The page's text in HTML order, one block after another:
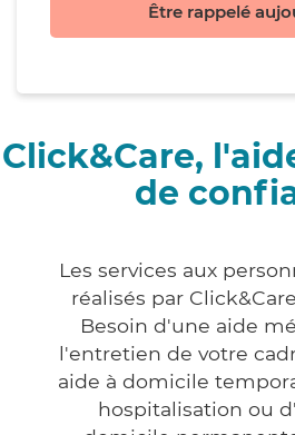
Être rappelé
Click&Care,
de
Les services aux
réalisés par
Besoin d'une aide
l'entretien de votre
aide à domicile
hospitalisation ou